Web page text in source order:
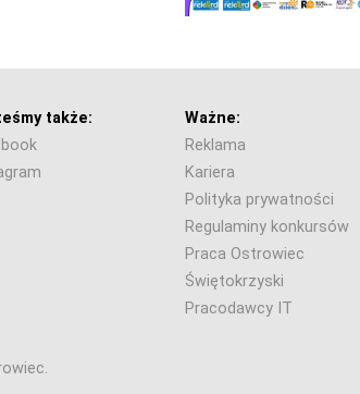
także:
Ważne:
Reklama
Kariera
Polityka prywatności
Regulaminy konkursów
Praca Ostrowiec
Świętokrzyski
Pracodawcy IT